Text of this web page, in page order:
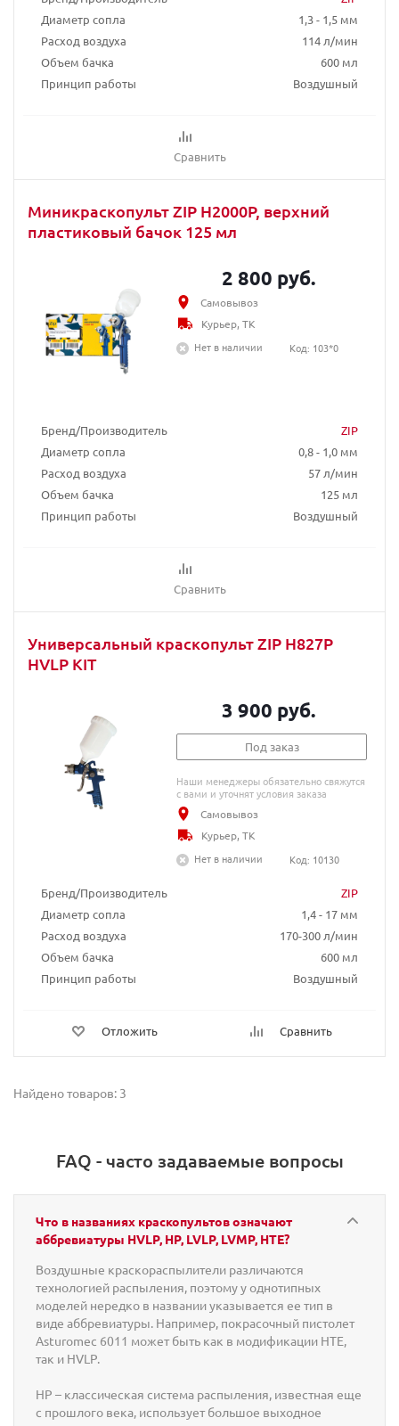
Диаметр сопла
1,3 - 1,5 мм
Расход воздуха
114 л/мин
Объем бачка
600 мл
Принцип работы
Воздушный
Сравнить
Миникраскопульт ZIP H2000P, верхний
пластиковый бачок 125 мл
Бренд/Производитель
ZIP
Диаметр сопла
0,8 - 1,0 мм
Расход воздуха
57 л/мин
Объем бачка
125 мл
Принцип работы
Воздушный
Сравнить
2 800 руб.
Самовывоз
Курьер, ТК
Нет в наличии
Код: 103*0
Универсальный краскопульт ZIP H827P
HVLP KIT
Бренд/Производитель
ZIP
Диаметр сопла
1,4 - 17 мм
Расход воздуха
170-300 л/мин
Объем бачка
600 мл
Принцип работы
Воздушный
Отложить Сравнить
3 900 руб.
Под заказ
Наши менеджеры обязательно свяжутся
с вами и уточнят условия заказа
Самовывоз
Курьер, ТК
Нет в наличии
Код: 10130
Найдено товаров: 3
FAQ - часто задаваемые вопросы
Что в названиях краскопультов означают
аббревиатуры HVLP, HP, LVLP, LVMP, HTE?
Воздушные краскораспылители различаются
технологией распыления, поэтому у однотипных
моделей нередко в названии указывается ее тип в
виде аббревиатуры. Например, покрасочный пистолет
Asturomec 6011 может быть как в модификации HTE,
так и HVLP.
HP – классическая система распыления, известная еще
с прошлого века, использует большое выходное